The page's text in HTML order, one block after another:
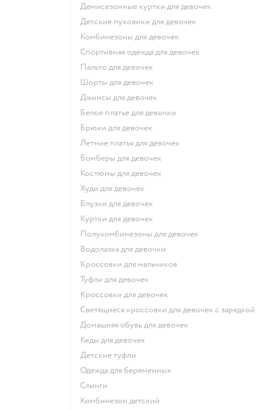
Демисезонные куртки для девочек
Детские пуховики для девочек
Комбинезоны для девочек
Спортивная одежда для девочек
Пальто для девочек
Шорты для девочек
Джинсы для девочек
Белое платье для девочки
Брюки для девочек
Летние платья для девочек
Бомберы для девочек
Костюмы для девочек
Худи для девочек
Блузки для девочек
Куртки для девочек
Полукомбинезоны для девочек
Водолазка для девочки
Кроссовки для мальчиков
Туфли для девочек
Кроссовки для девочек
Светящиеся кроссовки для девочек с зарядкой
Домашняя обувь для девочек
Кеды для девочек
Детские туфли
Одежда для беременных
Слинги
Комбинезон детский